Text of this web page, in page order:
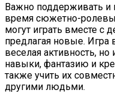
Важно поддерживать и
время сюжетно-
могут играть вместе с
предлагая новые.
веселая активность,
навыки, фантазию и
также учить их
другими людьми.